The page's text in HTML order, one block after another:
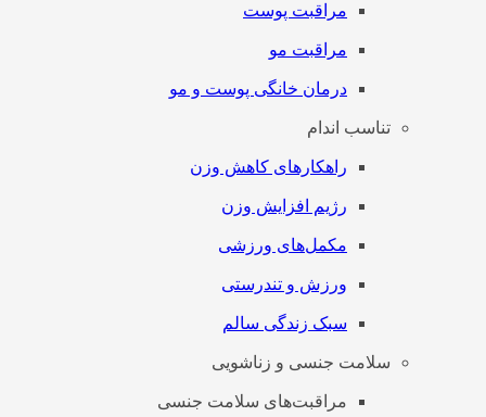
مراقبت پوست
مراقبت مو
درمان خانگی پوست و مو
تناسب اندام
راهکارهای کاهش وزن
رژیم افزایش وزن
مکمل‌های ورزشی
ورزش و تندرستی
سبک زندگی سالم
سلامت جنسی و زناشویی
مراقبت‌های سلامت جنسی